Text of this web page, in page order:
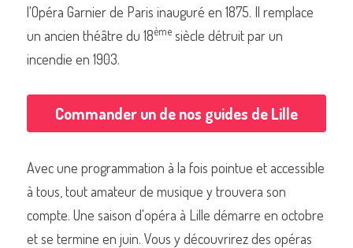
Commander un de nos livres sur Lille
l'Opéra Garnier de Paris inauguré en 1875. Il remplace
un ancien théâtre du 18ème siècle détruit par un
incendie en 1903.
Commander un de nos guides de Lille
Avec une programmation à la fois pointue et accessible
à tous, tout amateur de musique y trouvera son
compte. Une saison d'opéra à Lille démarre en octobre
et se termine en juin. Vous y découvrirez des opéras